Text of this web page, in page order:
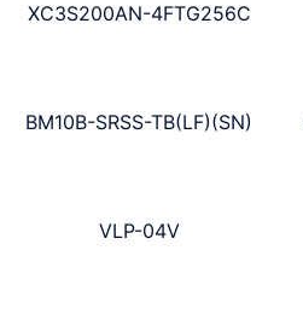
XC3S200AN-4FTG256C
BM10B-SRSS-TB(LF)(SN)
VLP-04V